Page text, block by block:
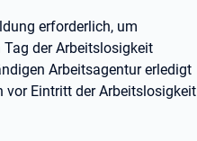
erforderlich, um
der Arbeitslosigkeit
Arbeitsagentur erledigt
vor Eintritt der Arbeitslosigkeit